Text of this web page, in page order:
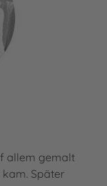
allem gemalt
kam. Später